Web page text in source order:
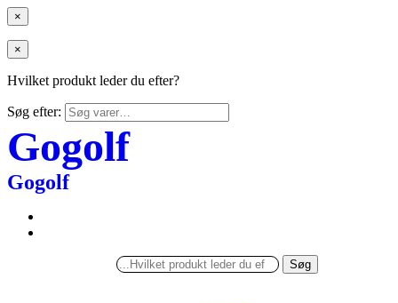
×
×
Hvilket produkt leder du efter?
Søg efter:
Gogolf
Gogolf
Søg